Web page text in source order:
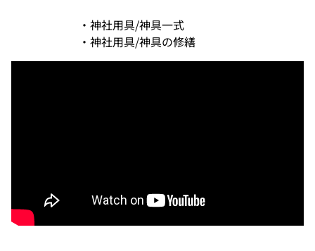
・神社用具/神具一式
・神社用具/神具の修繕